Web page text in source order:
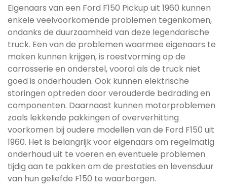
Eigenaars van een Ford F150 Pickup uit 1960 kunnen
enkele veelvoorkomende problemen tegenkomen,
ondanks de duurzaamheid van deze legendarische
truck. Een van de problemen waarmee eigenaars te
maken kunnen krijgen, is roestvorming op de
carrosserie en onderstel, vooral als de truck niet
goed is onderhouden. Ook kunnen elektrische
storingen optreden door verouderde bedrading en
componenten. Daarnaast kunnen motorproblemen
zoals lekkende pakkingen of oververhitting
voorkomen bij oudere modellen van de Ford F150 uit
1960. Het is belangrijk voor eigenaars om regelmatig
onderhoud uit te voeren en eventuele problemen
tijdig aan te pakken om de prestaties en levensduur
van hun geliefde F150 te waarborgen.